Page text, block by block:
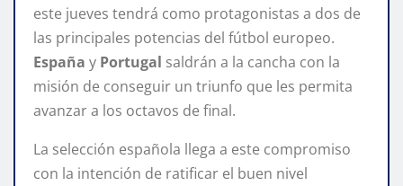
este jueves tendrá como protagonistas a dos de
las principales potencias del fútbol europeo.
España y Portugal saldrán a la cancha con la
misión de conseguir un triunfo que les permita
avanzar a los octavos de final.
La selección española llega a este compromiso
con la intención de ratificar el buen nivel